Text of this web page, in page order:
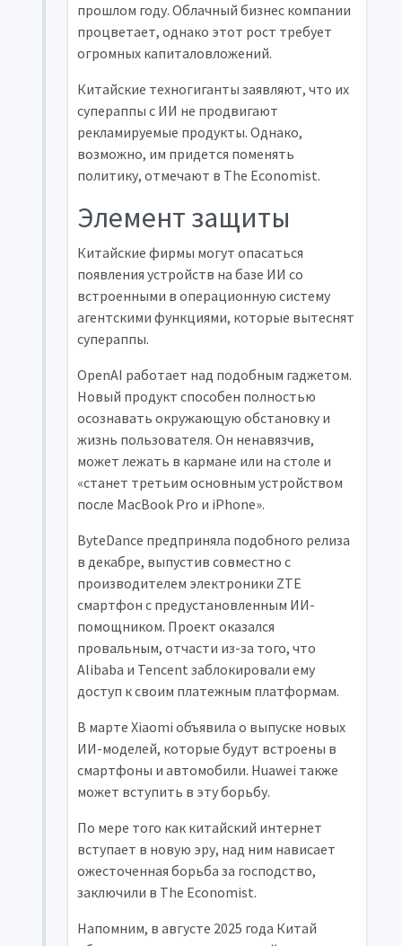
прошлом году. Облачный бизнес компании
процветает, однако этот рост требует
огромных капиталовложений.
Китайские техногиганты заявляют, что их
супераппы с ИИ не продвигают
рекламируемые продукты. Однако,
возможно, им придется поменять
политику, отмечают в The Economist.
Элемент защиты
Китайские фирмы могут опасаться
появления устройств на базе ИИ со
встроенными в операционную систему
агентскими функциями, которые вытеснят
супераппы.
OpenAI работает над подобным гаджетом.
Новый продукт способен полностью
осознавать окружающую обстановку и
жизнь пользователя. Он ненавязчив,
может лежать в кармане или на столе и
«станет третьим основным устройством
после MacBook Pro и iPhone».
ByteDance предприняла подобного релиза
в декабре, выпустив совместно с
производителем электроники ZTE
смартфон с предустановленным ИИ-
помощником. Проект оказался
провальным, отчасти из-за того, что
Alibaba и Tencent заблокировали ему
доступ к своим платежным платформам.
В марте Xiaomi объявила о выпуске новых
ИИ-моделей, которые будут встроены в
смартфоны и автомобили. Huawei также
может вступить в эту борьбу.
По мере того как китайский интернет
вступает в новую эру, над ним нависает
ожесточенная борьба за господство,
заключили в The Economist.
Напомним, в августе 2025 года Китай